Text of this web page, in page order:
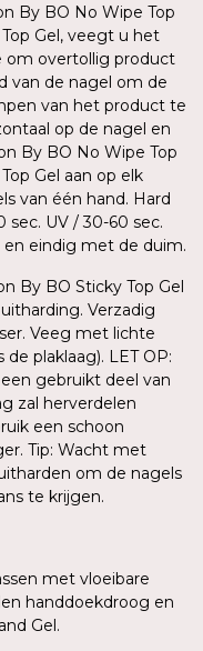
By BO No Wipe Top
Gel, veegt u het
om overtollig product
van de nagel om de
van het product te
op de nagel en
By BO No Wipe Top
Gel aan op elk
van één hand. Hard
sec. UV / 30-60 sec.
en eindig met de duim.
By BO Sticky Top Gel
Verzadig
Veeg met lichte
plaklaag). LET OP:
gebruikt deel van
zal herverdelen
een schoon
Tip: Wacht met
om de nagels
te krijgen.
met vloeibare
handdoekdroog en
Gel.